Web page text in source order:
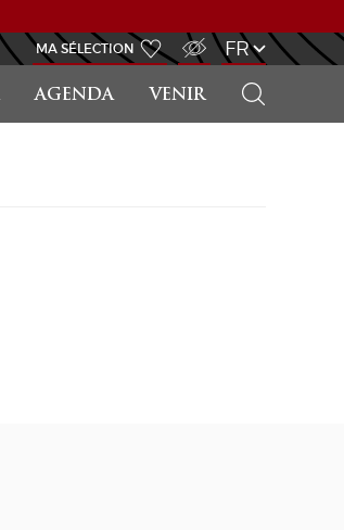
AGENDA VENIR
MA SÉLECTION FR